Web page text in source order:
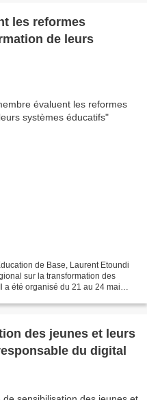
les reformes
de leurs
de Base, Laurent Etoundi
sur la transformation des
a été organisé du 21 au 24 mai
des jeunes et leurs
du digital